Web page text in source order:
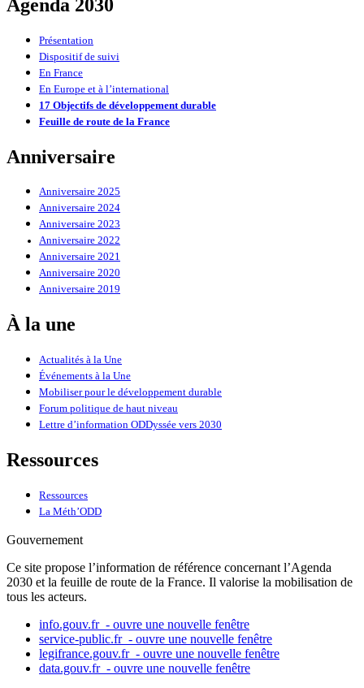
Agenda 2030
Présentation
Dispositif de suivi
En France
En Europe et à l’international
17 Objectifs de développement durable
Feuille de route de la France
Anniversaire
Anniversaire 2025
Anniversaire 2024
Anniversaire 2023
Anniversaire 2022
Anniversaire 2021
Anniversaire 2020
Anniversaire 2019
À la une
Actualités à la Une
Événements à la Une
Mobiliser pour le développement durable
Forum politique de haut niveau
Lettre d’information ODDyssée vers 2030
Ressources
Ressources
La Méth’ODD
Gouvernement
Ce site propose l’information de référence concernant l’Agenda
2030 et la feuille de route de la France. Il valorise la mobilisation de
tous les acteurs.
info.gouv.fr - ouvre une nouvelle fenêtre
service-public.fr - ouvre une nouvelle fenêtre
legifrance.gouv.fr - ouvre une nouvelle fenêtre
data.gouv.fr - ouvre une nouvelle fenêtre